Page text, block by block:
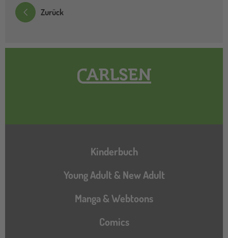
Zurück
Hauptnavigation
Kinderbuch
Young Adult & New Adult
Manga & Webtoons
Comics